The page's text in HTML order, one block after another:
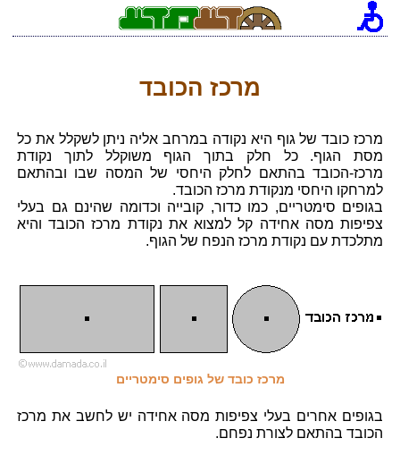
מרכז הכובד
מרכז כובד של גוף היא נקודה במרחב אליה ניתן לשקלל את כל
מסת הגוף. כל חלק בתוך הגוף משוקלל לתוך נקודת
מרכז-הכובד בהתאם לחלק היחסי של המסה שבו ובהתאם
למרחקו היחסי מנקודת מרכז הכובד.
בגופים סימטריים, כמו כדור, קובייה וכדומה שהינם גם בעלי
צפיפות מסה אחידה קל למצוא את נקודת מרכז הכובד והיא
מתלכדת עם נקודת מרכז הנפח של הגוף.
מרכז כובד של גופים סימטריים
בגופים אחרים בעלי צפיפות מסה אחידה יש לחשב את מרכז
הכובד בהתאם לצורת נפחם.